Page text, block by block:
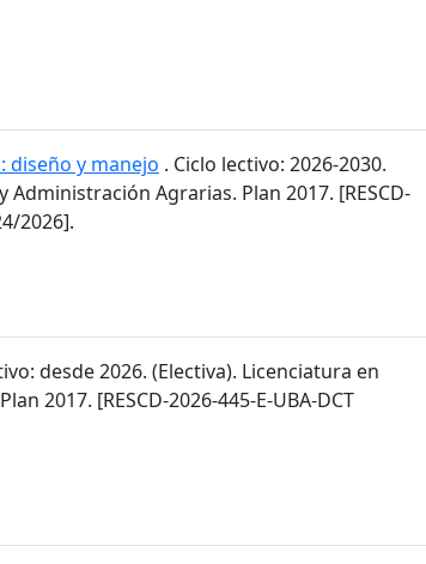
diseño y manejo . Ciclo lectivo: 2026-2030.
Agrarias. Plan 2017. [RESCD-
2026].
desde 2026. (Electiva). Licenciatura en
2017. [RESCD-2026-445-E-UBA-DCT